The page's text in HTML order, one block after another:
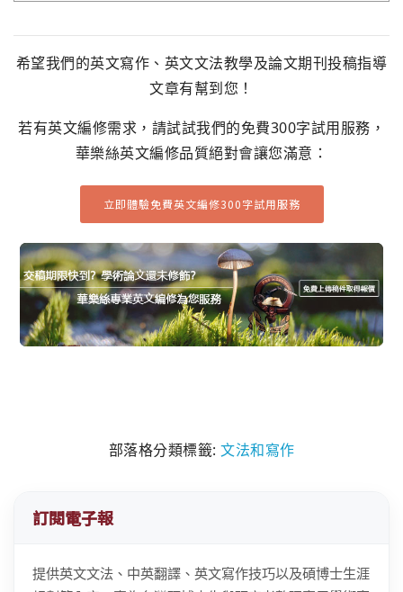
希望我們的英文寫作、英文文法教學及論文期刊投稿指導
文章有幫到您！
若有英文編修需求，請試試我們的免費300字試用服務，
華樂絲英文編修品質絕對會讓您滿意：
立即體驗免費英文編修300字試用服務
部落格分類標籤: 文法和寫作
訂閱電子報
提供英文文法、中英翻譯、英文寫作技巧以及碩博士生涯